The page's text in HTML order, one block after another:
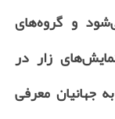
و گروه‌های
زار در
جهانیان معرفی